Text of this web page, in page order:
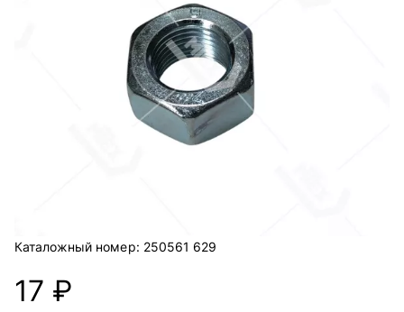
Каталожный номер: 250561 629
17 ₽